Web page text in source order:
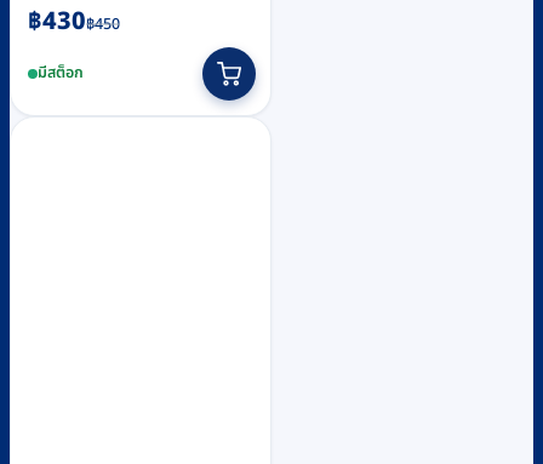
฿450
Original
was:
฿450.
฿430
Current
is:
฿430.
มีสต็อก